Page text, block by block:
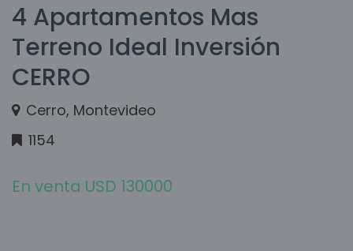
4 Apartamentos Mas
Terreno Ideal Inversión
CERRO
Cerro, Montevideo
1154
En venta USD 130000